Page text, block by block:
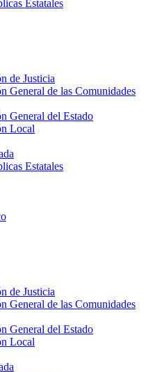
Estatales
de Justicia
General de las Comunidades
General del Estado
Local
Estatales
de Justicia
General de las Comunidades
General del Estado
Local